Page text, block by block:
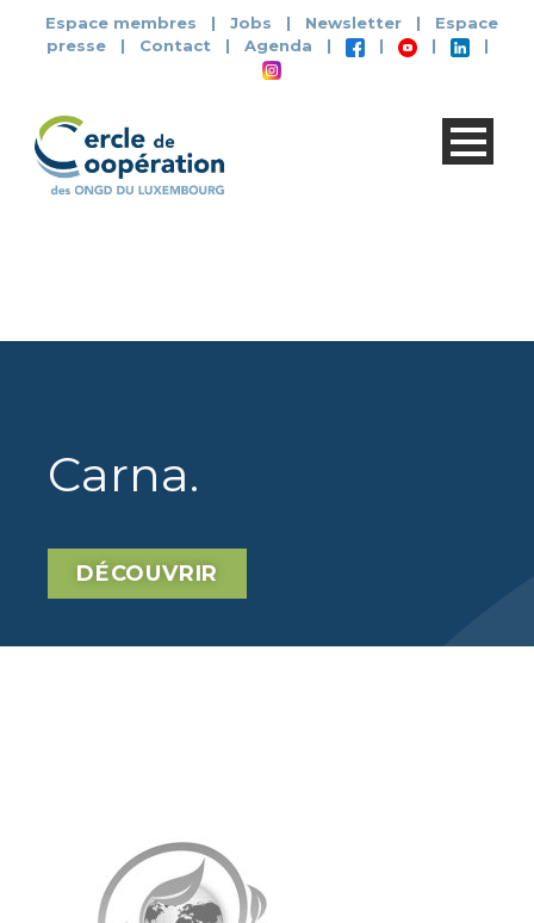
Espace membres | Jobs | Newsletter |
Espace
presse
| Contact | Agenda | | | |
Carna.
DÉCOUVRIR